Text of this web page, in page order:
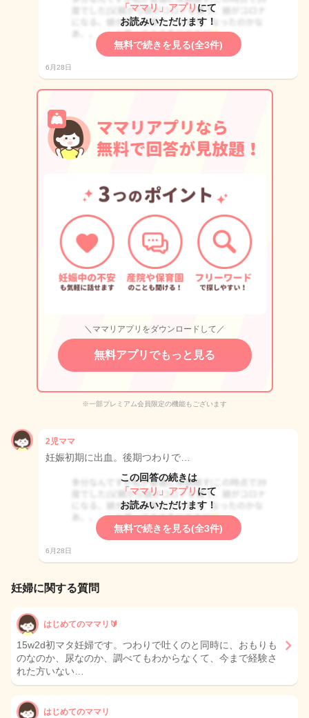
「ママリ」アプリ にて
お読みいただけます！
無料で続きを見る(全3件)
6月28日
＼ママリアプリをダウンロードして／
無料アプリでもっと見る
※一部プレミアム会員限定の機能もございます
2児ママ
妊娠初期に出血。後期つわりで…
この回答の続きは
「ママリ」アプリ にて
お読みいただけます！
無料で続きを見る(全3件)
6月28日
妊婦に関する質問
はじめてのママリ🔰
15w2d初マタ妊婦です。つわりで吐くのと同時に、おもりも
のなのか、尿なのか、調べてもわからなくて、今まで経験さ
れた方いない…
はじめてのママリ